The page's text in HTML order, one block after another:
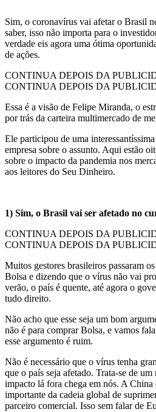
Sim, o coronavírus vai afetar o Brasil
saber, isso não importa para o
verdade eis agora uma ótima
de ações.
CONTINUA DEPOIS DA
CONTINUA DEPOIS DA
Essa é a visão de Felipe Miranda, o
por trás da carteira multimercado de
Ele participou de uma
empresa sobre o assunto. Aqui estão
sobre o impacto da pandemia nos
aos leitores do Seu Dinheiro.
1) Sim, o Brasil vai ser afetado no
CONTINUA DEPOIS DA
CONTINUA DEPOIS DA
Muitos gestores brasileiros passaram
Bolsa e dizendo que o vírus não vai
verão, o país é quente, até agora o
tudo direito.
Não acho que esse seja um bom
não é para comprar Bolsa, e vamos
esse argumento é ruim.
Não é necessário que o vírus tenha
que o país seja afetado. Trata-se de
impacto lá fora chega em nós. A
importante da cadeia global de
parceiro comercial. Isso sem falar de